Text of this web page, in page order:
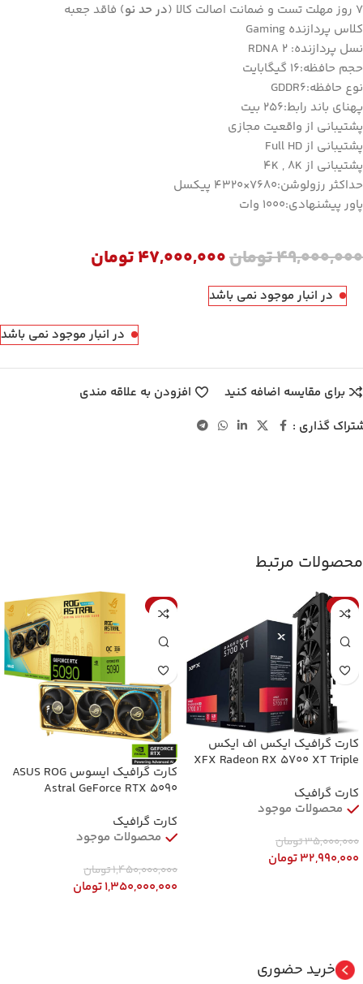
7 روز مهلت تست و ضمانت اصالت کالا ( در حد نو) فاقد جعبه
کلاس پردازنده Gaming
نسل پردازنده: RDNA 2
حجم حافظه:16 گیگابایت
نوع حافظه:GDDR6
پهنای باند رابط:256 بیت
پشتیبانی از واقعیت مجازی
پشتیبانی از Full HD
پشتیبانی از 4K , 8K
حداکثر رزولوشن:7680×4320 پیکسل
پاور پیشنهادی:1000 وات
49,000,000تومان47,000,000تومان
در انبار موجود نمی باشد
در انبار موجود نمی باشد
برای مقایسه اضافه کنید
افزودن به علاقه مندی
گذاری :
محصولات مرتبط
-6%
کارت گرافیک ایکس اف ایکس
XFX Radeon RX 5700 XT Triple
کارت گرافیک
محصولات موجود
35,000,000تومان
32,990,000تومان
-7%
کارت گرافیک ایسوس ASUS ROG
Astral GeForce RTX 5090
کارت گرافیک
محصولات موجود
1,450,000,000تومان
1,350,000,000تومان
خرید حضوری